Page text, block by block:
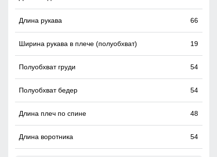
факторов, таких как ветер.
66
19
54
54
48
54